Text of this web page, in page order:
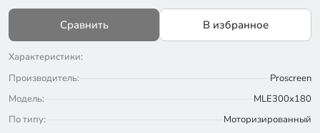
Сравнить В избранное
Характеристики:
Производитель:
Proscreen
Модель:
MLE300x180
По типу:
Моторизированный